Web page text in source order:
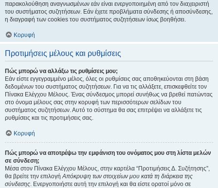
παρακολούθηση αναγνωσμένων εάν είναι ενεργοποιημένη από τον διαχειριστή
του συστήματος συζητήσεων. Εάν έχετε προβλήματα σύνδεσης ή αποσύνδεσης,
η διαγραφή των cookies του συστήματος συζητήσεων ίσως βοηθήσει.
Κορυφή
Προτιμήσεις μέλους και ρυθμίσεις
Πώς μπορώ να αλλάξω τις ρυθμίσεις μου;
Εάν είστε εγγεγραμμένο μέλος, όλες οι ρυθμίσεις σας αποθηκεύονται στη βάση
δεδομένων του συστήματος συζητήσεων. Για να τις αλλάξετε, επισκεφθείτε τον
Πίνακα Ελέγχου Μέλους. Ένας σύνδεσμος μπορεί συνήθως να βρεθεί πατώντας
στο όνομα μέλους σας στην κορυφή των περισσότερων σελίδων του
συστήματος συζητήσεων. Αυτό το σύστημα θα σας επιτρέψει να αλλάξετε τις
ρυθμίσεις και τις προτιμήσεις σας.
Κορυφή
Πώς μπορώ να αποτρέψω την εμφάνιση του ονόματος μου στη λίστα μελών
σε σύνδεση;
Μέσα στον Πίνακα Ελέγχου Μέλους, στην καρτέλα “Προτιμήσεις Δ. Συζήτησης”,
θα βρείτε την επιλογήΑπόκρυψη των στοιχείων μου κατά τη διάρκεια της
σύνδεσης. Ενεργοποιήστε αυτή την επιλογή και θα είστε ορατοί μόνο σε